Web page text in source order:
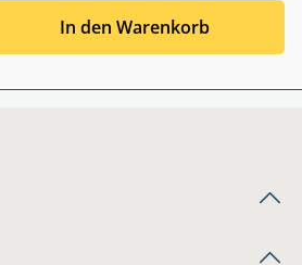
In den Warenkorb